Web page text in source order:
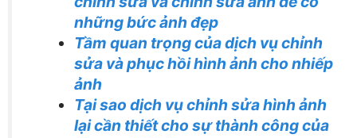
những bức ảnh đẹp
Tầm quan trọng của dịch vụ chỉnh
sửa và phục hồi hình ảnh cho nhiếp
ảnh
Tại sao dịch vụ chỉnh sửa hình ảnh
lại cần thiết cho sự thành công của